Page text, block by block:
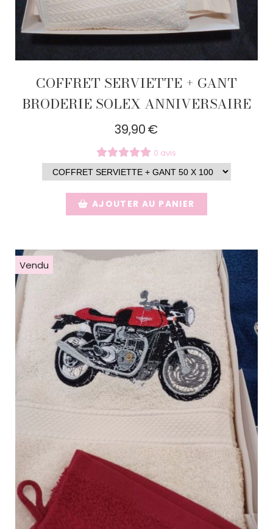
COFFRET SERVIETTE + GANT
BRODERIE SOLEX ANNIVERSAIRE
39,90€
0 avis
AJOUTER AU PANIER
Vendu